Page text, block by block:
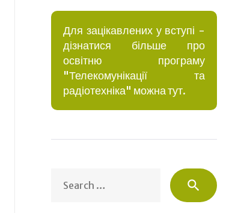
Для зацікавлених у вступі -
дізнатися більше про
освітню програму
"Телекомунікації та
радіотехніка" можна тут.
search